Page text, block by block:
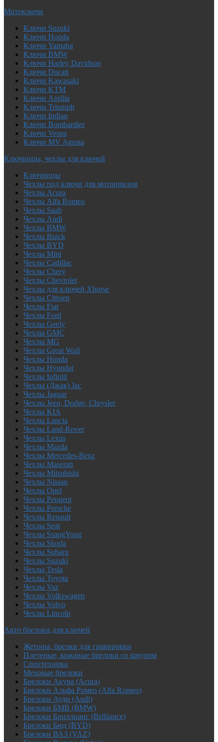
Мотоключи
Ключи Suzuki
Ключи Honda
Ключи Yamaha
Ключи BMW
Ключи Harley Davidson
Ключи Ducati
Ключи Kawasaki
Ключи KTM
Ключи Aprilia
Ключи Triumph
Ключи Indian
Ключи Bombardier
Ключи Vespa
Ключи MV Agusta
Ключницы, чехлы для ключей
Ключницы
Чехлы под ключи для мотоциклов
Чехлы Acura
Чехлы Alfa Romeo
Чехлы Saab
Чехлы Audi
Чехлы BMW
Чехлы Buick
Чехлы BYD
Чехлы Mini
Чехлы Cadillac
Чехлы Chery
Чехлы Chevrolet
Чехлы для ключей Xhorse
Чехлы Citroen
Чехлы Fiat
Чехлы Ford
Чехлы Geely
Чехлы GMC
Чехлы MG
Чехлы Great Wall
Чехлы Honda
Чехлы Hyundai
Чехлы Infiniti
Чехлы (Джак) Jac
Чехлы Jaguar
Чехлы Jeep, Dodge, Chrysler
Чехлы KIA
Чехлы Lancia
Чехлы Land-Rover
Чехлы Lexus
Чехлы Mazda
Чехлы Mercedes-Benz
Чехлы Maserati
Чехлы Mitsubishi
Чехлы Nissan
Чехлы Opel
Чехлы Peugeot
Чехлы Porsche
Чехлы Renault
Чехлы Seat
Чехлы SsangYong
Чехлы Skoda
Чехлы Subaru
Чехлы Suzuki
Чехлы Tesla
Чехлы Toyota
Чехлы Vaz
Чехлы Volkswagen
Чехлы Volvo
Чехлы Lincoln
Авто брелоки для ключей
Жетоны, брелки для гравировки
Плетеные, кожаные брелоки со шнуром
Спецтехника
Меховые брелоки
Брелоки Акура (Acura)
Брелоки Альфа Ромео (Alfa Romeo)
Брелоки Ауди (Audi)
Брелоки БМВ (BMW)
Брелоки Бриллианс (Brilliance)
Брелоки Бюд (BYD)
Брелоки ВАЗ (VAZ)